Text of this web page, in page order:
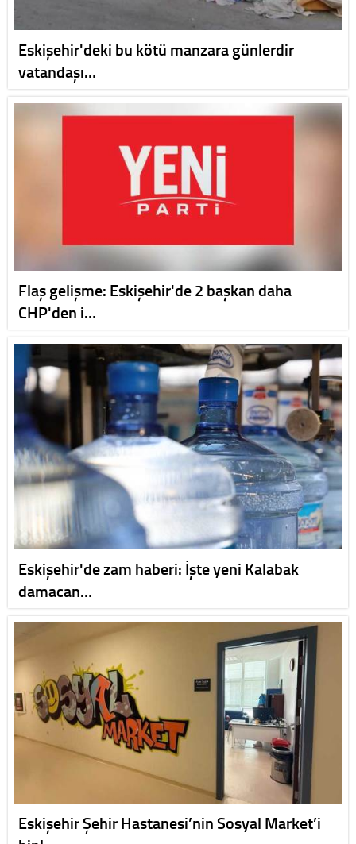
Eskişehir'deki bu kötü manzara günlerdir
vatandaşı…
Flaş gelişme: Eskişehir'de 2 başkan daha
CHP'den i…
Eskişehir'de zam haberi: İşte yeni Kalabak
damacan…
Eskişehir Şehir Hastanesi’nin Sosyal Market’i